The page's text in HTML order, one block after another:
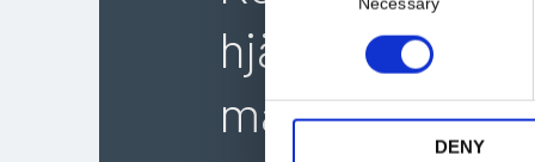
s
n
DENY
hjälper vi dig
maskin för er